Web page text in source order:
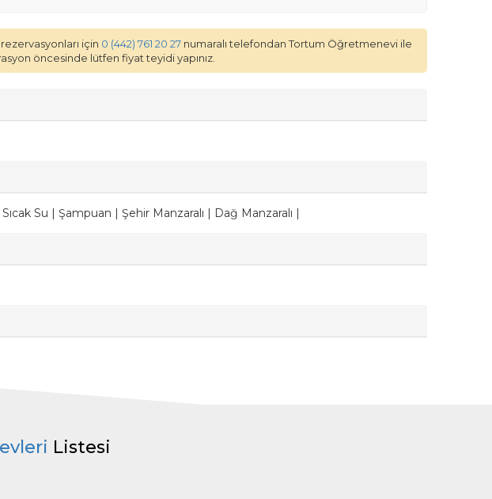
için 0 (442) 761 20 27 numaralı telefondan Tortum Öğretmenevi ile
öncesinde lütfen fiyat teyidi yapınız.
Su | Şampuan | Şehir Manzaralı | Dağ Manzaralı |
Listesi